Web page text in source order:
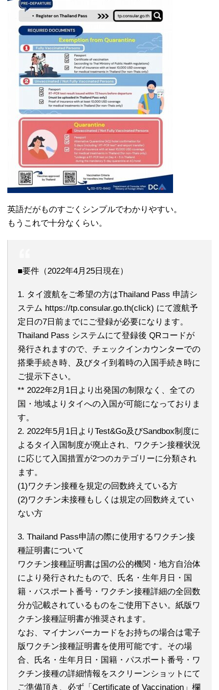
英語だがものすごくシンプルでわかりやすい。
もうこれで十分なくらい。
■要件（2022年4月25日現在）
1. タイ渡航をご希望の方はThailand Pass 申請シ
ステム https://tp.consular.go.th(click) にて渡航予
定日の7日前までにご登録が必要になります。
Thailand Pass システムにて登録後 QRコードが
発行されますので、チェックインカウンターでの
搭乗手続き時、及びタイ到着時の入国手続き時に
ご提示下さい。
** 2022年2月1日より出発国の制限なく、全ての
国・地域よりタイへの入国が可能になっておりま
す。
2. 2022年5月1日よりTest&Go及びSandbox制度に
よるタイ入国制度が廃止され、ワクチン接種状況
に応じて入国措置が2つのカテゴリーに分類され
ます。
(1)ワクチン接種を規定の回数終えている方
(2)ワクチン未接種もしくは規定の回数終えてい
ない方
3. Thailand Pass申請の際に使用するワクチン接
種証明書について
ワクチン接種証明書は国の公的機関・地方自治体
により発行されたもので、氏名・生年月日・国
籍・パスポート番号・ワクチン接種詳細の全回数
分が記載されているものをご使用下さい。紙版ワ
クチン接種証明書が推奨されます。
なお、マイナンバーカードをお持ちの場合は電子
版ワクチン接種証明書を使用可能です。その場
合、氏名・生年月日・国籍・パスポート番号・ワ
クチン接種の詳細情報をスクリーンショットにて
ご準備頂き、必ず「Certificate of Vaccination」欄